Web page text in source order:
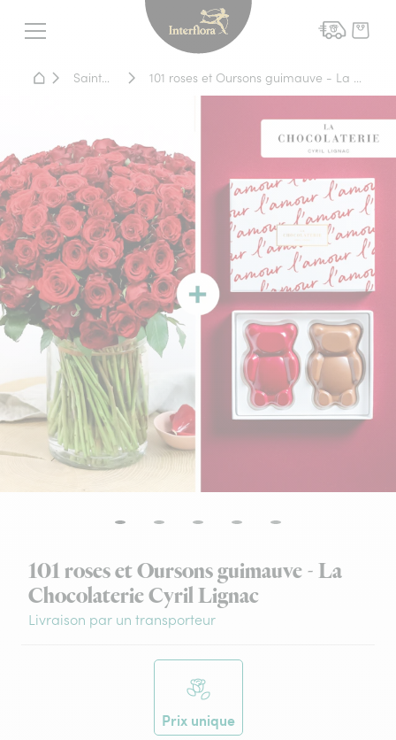
Menu
Interflora - livraison
Accueil - Livraison fleurs
Saint-Valentin
101 roses et Oursons guimauve - La
Chocolaterie Cyril Lignac
Livraison par un transporteur
Prix unique